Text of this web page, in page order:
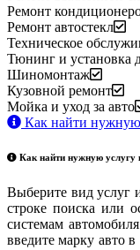
Ремонт
Ремонт автостекл
Техническое
Тюнинг и установка
Шиномонтаж
Кузовной ремонт
Мойка и уход за авто
Как найти нужную
Как найти нужную услугу
Выберите вид услуг
строке поиска или
системам
введите марку авто